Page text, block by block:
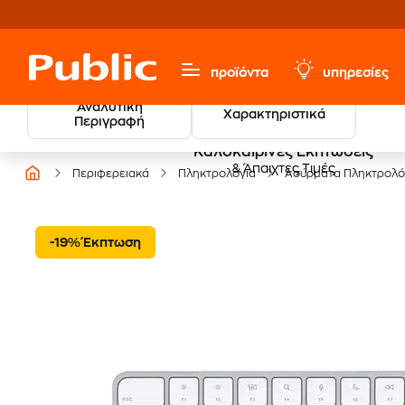
προϊόντα υπηρεσίες
Αναλυτική
Περιγραφή
Χαρακτηριστικά
Καλοκαιρινές Εκπτώσεις
& Άπαιχτες Τιμές
Περιφερειακά Πληκτρολόγια Ασύρματα
-19% Έκπτωση